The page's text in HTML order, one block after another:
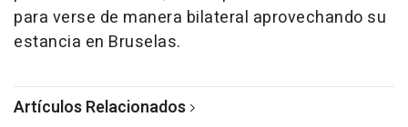
para verse de manera bilateral aprovechando su
estancia en Bruselas.
Artículos Relacionados